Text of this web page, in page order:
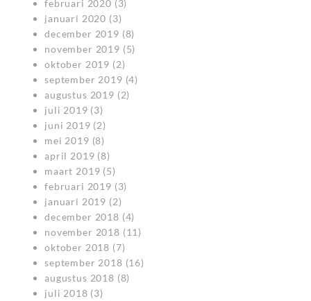
februari 2020 (3)
januari 2020 (3)
december 2019 (8)
november 2019 (5)
oktober 2019 (2)
september 2019 (4)
augustus 2019 (2)
juli 2019 (3)
juni 2019 (2)
mei 2019 (8)
april 2019 (8)
maart 2019 (5)
februari 2019 (3)
januari 2019 (2)
december 2018 (4)
november 2018 (11)
oktober 2018 (7)
september 2018 (16)
augustus 2018 (8)
juli 2018 (3)